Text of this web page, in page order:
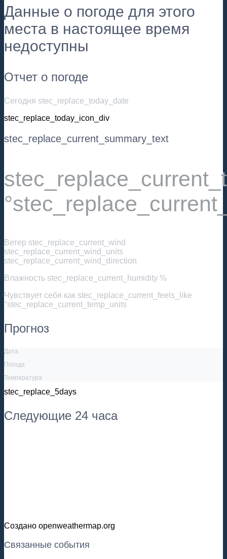
Данные о погоде для этого
места в настоящее время
недоступны
Отчет о погоде
Сегодня stec_replace_today_date
stec_replace_today_icon_div
stec_replace_current_summary_text
Ветер stec_replace_current_wind
stec_replace_current_wind_units
stec_replace_current_wind_direction
Влажность stec_replace_current_humidity %
Чувствует себя как stec_replace_current_feels_like
°stec_replace_current_temp_units
Прогноз
Дата
Погода
Температура
stec_replace_5days
Следующие 24 часа
Создано openweathermap.org
Связанные события